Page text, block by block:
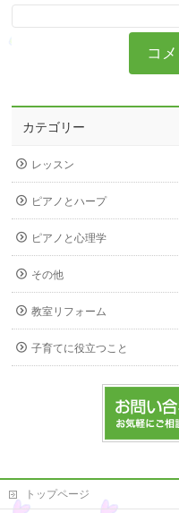
カテゴリー
レッスン
ピアノとハープ
ピアノと心理学
その他
教室リフォーム
子育てに役立つこと
トップページ